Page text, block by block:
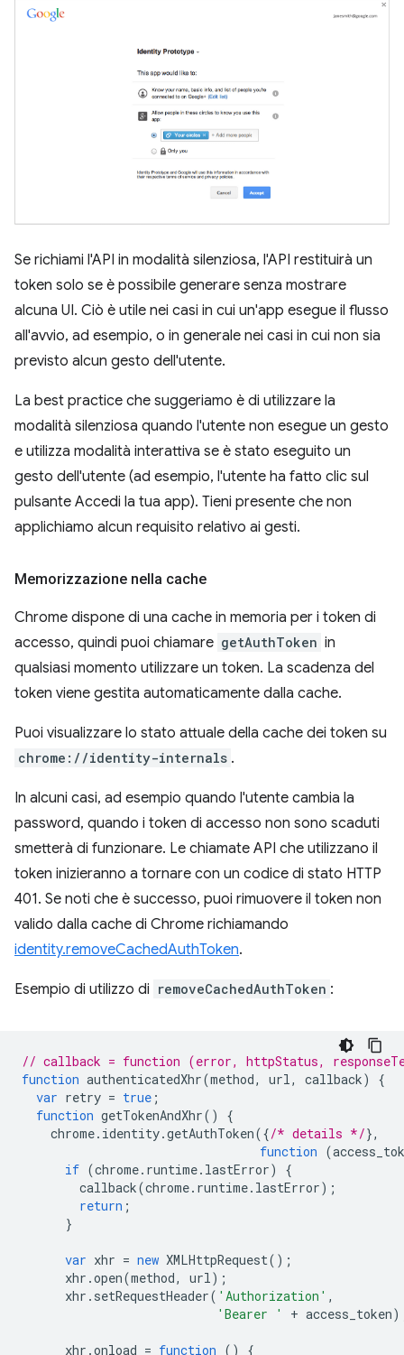
Se richiami l'API in modalità silenziosa, l'API restituirà un
token solo se è possibile generare senza mostrare
alcuna UI. Ciò è utile nei casi in cui un'app esegue il flusso
all'avvio, ad esempio, o in generale nei casi in cui non sia
previsto alcun gesto dell'utente.
La best practice che suggeriamo è di utilizzare la
modalità silenziosa quando l'utente non esegue un gesto
e utilizza modalità interattiva se è stato eseguito un
gesto dell'utente (ad esempio, l'utente ha fatto clic sul
pulsante Accedi la tua app). Tieni presente che non
applichiamo alcun requisito relativo ai gesti.
Memorizzazione nella cache
Chrome dispone di una cache in memoria per i token di
accesso, quindi puoi chiamare getAuthToken in
qualsiasi momento utilizzare un token. La scadenza del
token viene gestita automaticamente dalla cache.
Puoi visualizzare lo stato attuale della cache dei token su
chrome://identity-internals .
In alcuni casi, ad esempio quando l'utente cambia la
password, quando i token di accesso non sono scaduti
smetterà di funzionare. Le chiamate API che utilizzano il
token inizieranno a tornare con un codice di stato HTTP
401. Se noti che è successo, puoi rimuovere il token non
valido dalla cache di Chrome richiamando
identity.removeCachedAuthToken.
Esempio di utilizzo di removeCachedAuthToken :
// callback = function (error, httpStatus,
function authenticatedXhr(method, url, callback)
{
var retry = true ;
function getTokenAndXhr()
{
chrome. identity.getAuthToken({/* details */},
function (
if (chrome. runtime. lastError)
{
callback(chrome. runtime. lastError);
return ;
}
var xhr = new XMLHttpRequest();
xhr .open(method, url);
xhr . setRequestHeader( 'Authorization' ,
'Bearer '
+ access_token
xhr .onload = function () {